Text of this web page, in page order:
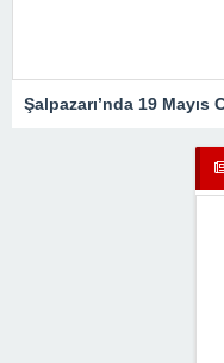
Şalpazarı’nda 19 Mayıs